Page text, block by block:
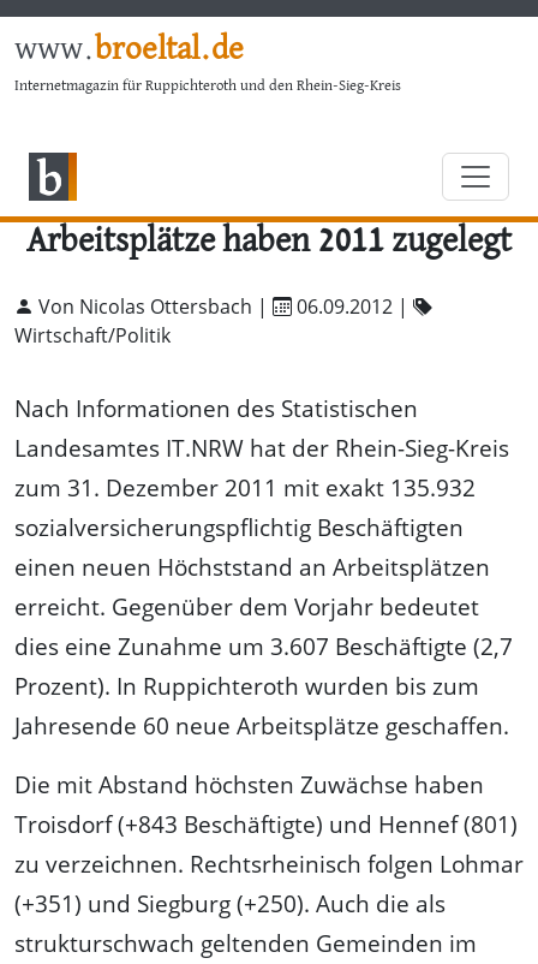
www.broeltal.de
Internetmagazin für Ruppichteroth und den Rhein-Sieg-Kreis
Arbeitsplätze haben 2011 zugelegt
Von Nicolas Ottersbach | 06.09.2012 |
Wirtschaft/Politik
Nach Informationen des Statistischen
Landesamtes IT.NRW hat der Rhein-Sieg-Kreis
zum 31. Dezember 2011 mit exakt 135.932
sozialversicherungspflichtig Beschäftigten
einen neuen Höchststand an Arbeitsplätzen
erreicht. Gegenüber dem Vorjahr bedeutet
dies eine Zunahme um 3.607 Beschäftigte (2,7
Prozent). In Ruppichteroth wurden bis zum
Jahresende 60 neue Arbeitsplätze geschaffen.
Die mit Abstand höchsten Zuwächse haben
Troisdorf (+843 Beschäftigte) und Hennef (801)
zu verzeichnen. Rechtsrheinisch folgen Lohmar
(+351) und Siegburg (+250). Auch die als
strukturschwach geltenden Gemeinden im